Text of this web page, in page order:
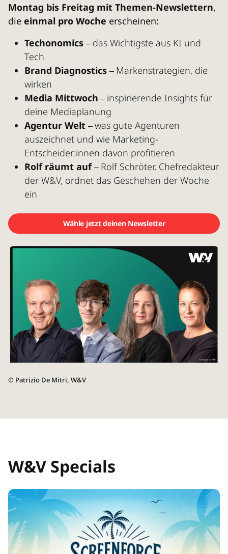
© Patrizio De Mitri, W&V
Montag bis Freitag mit Themen-Newslettern,
die einmal pro Woche erscheinen:
Techonomics – das Wichtigste aus KI und
Tech
Brand Diagnostics – Markenstrategien, die
wirken
Media Mittwoch – inspirierende Insights für
deine Mediaplanung
Agentur Welt – was gute Agenturen
auszeichnet und wie Marketing-
Entscheider:innen davon profitieren
Rolf räumt auf – Rolf Schröter, Chefredakteur
der W&V, ordnet das Geschehen der Woche
ein
Wähle jetzt deinen Newsletter
W&V Specials